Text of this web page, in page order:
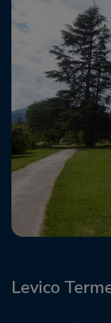
Levico